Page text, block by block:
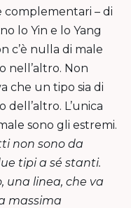
complementari – di
lo Yin e lo Yang
c’è nulla di male
nell’altro. Non
che un tipo sia di
L’unica
sono gli estremi.
non sono da
tipi a sé stanti.
una linea, che va
massima